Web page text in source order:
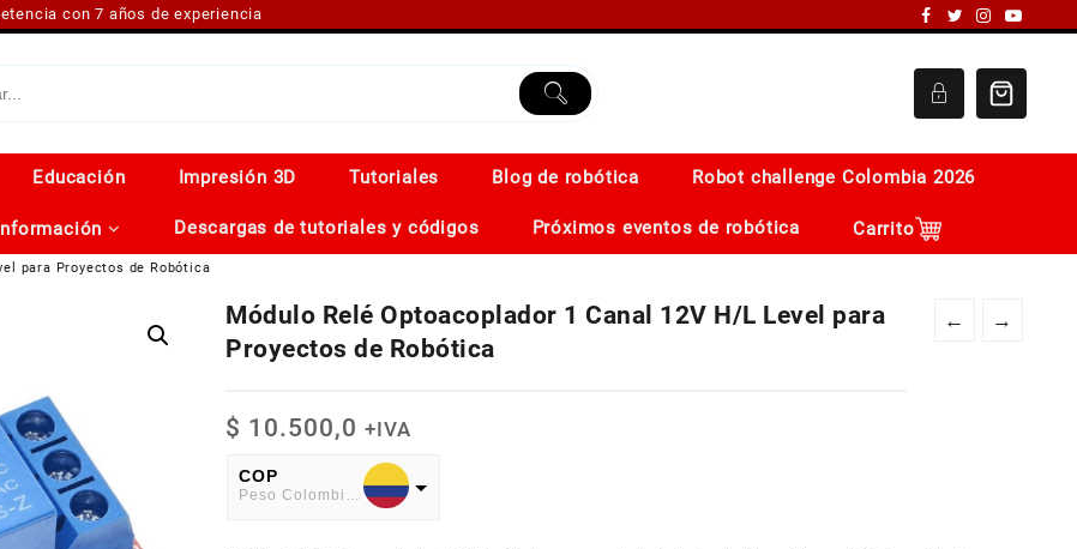
con 7 años de experiencia
Educación Impresión 3D Tutoriales Blog de robótica Robot challenge Colombia 2026
Descargas de tutoriales y códigos Próximos eventos de robótica Carrito
para Proyectos de Robótica
← →
Módulo Relé Optoacoplador 1 Canal 12V H/L Level para
Proyectos de Robótica
$ 10.500,0 +IVA
COP
Peso Colombiano